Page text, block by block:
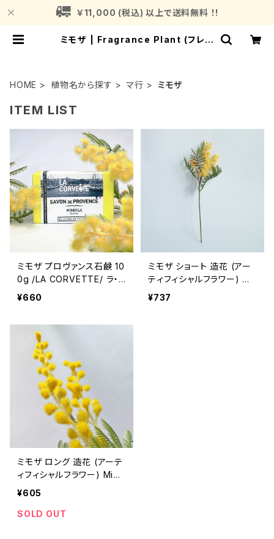
￥11,000 (税込) 以上で送料無料 ！!
ミモザ | Fragrance Plant (フレグ
HOME 植物名から探す マ行 ミモザ
ITEM LIST
ミモザ プロヴァンス石鹸 10
0g /LA CORVETTE/ ラ・
コルベット ＜フランス製＞
¥660
ミモザ ショート 造花 (アー
ティフィシャルフラワー) Mi
mosa
¥737
ミモザ ロング 造花 (アーテ
ィフィシャルフラワー) Mim
osa
¥605
SOLD OUT